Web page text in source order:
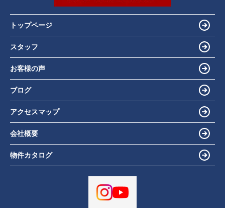
トップページ
スタッフ
お客様の声
ブログ
アクセスマップ
会社概要
物件カタログ